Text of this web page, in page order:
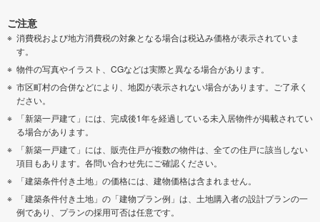
ご注意
消費税および地方消費税の対象となる場合は税込み価格が表示されていま
す。
物件の写真やイラスト、CGなどは実際と異なる場合があります。
市区町村の合併などにより、地図が表示されない場合があります。ご了承く
ださい。
「新築一戸建て」には、完成後1年を経過している未入居物件が掲載されてい
る場合があります。
「新築一戸建て」には、販売住戸が複数の物件は、全ての住戸に該当しない
項目もあります。各問い合わせ先にご確認ください。
「建築条件付き土地」の価格には、建物価格は含まれません。
「建築条件付き土地」の「建物プラン例」は、土地購入者の設計プランの一
例であり、プランの採用可否は任意です。